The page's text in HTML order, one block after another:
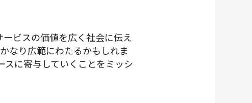
ビスの価値を広く社会に伝え
なり広範にわたるかもしれま
に寄与していくことをミッシ